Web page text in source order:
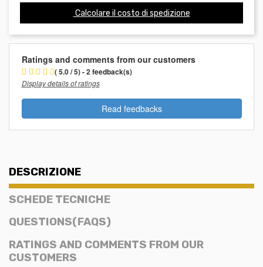
Calcolare il costo di spedizione
Ratings and comments from our customers
( 5.0 / 5) - 2 feedback(s)
Display details of ratings
Read feedbacks
DESCRIZIONE
SCHEDE TECNICHE
QUESTIONS(FAQS)
RATINGS AND COMMENTS FROM OUR
CUSTOMERS